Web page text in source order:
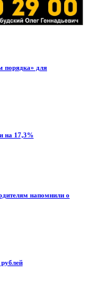
порядка» для
на 17,3%
напомнили о